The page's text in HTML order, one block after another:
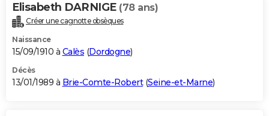
Elisabeth DARNIGE (78 ans)
Créer une cagnotte obsèques
Naissance
15/09/1910 à Calès (Dordogne)
Décès
13/01/1989 à Brie-Comte-Robert(Seine-et-Marne)